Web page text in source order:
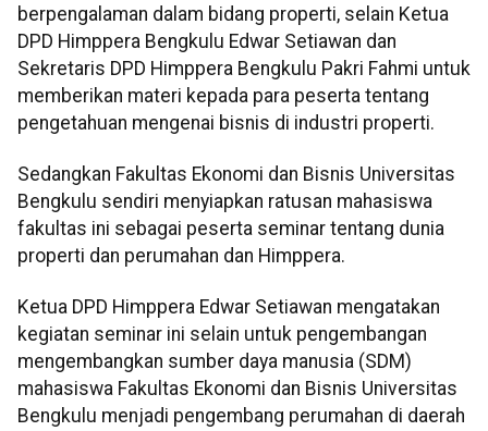
berpengalaman dalam bidang properti, selain Ketua
DPD Himppera Bengkulu Edwar Setiawan dan
Sekretaris DPD Himppera Bengkulu Pakri Fahmi untuk
memberikan materi kepada para peserta tentang
pengetahuan mengenai bisnis di industri properti.
Sedangkan Fakultas Ekonomi dan Bisnis Universitas
Bengkulu sendiri menyiapkan ratusan mahasiswa
fakultas ini sebagai peserta seminar tentang dunia
properti dan perumahan dan Himppera.
Ketua DPD Himppera Edwar Setiawan mengatakan
kegiatan seminar ini selain untuk pengembangan
mengembangkan sumber daya manusia (SDM)
mahasiswa Fakultas Ekonomi dan Bisnis Universitas
Bengkulu menjadi pengembang perumahan di daerah